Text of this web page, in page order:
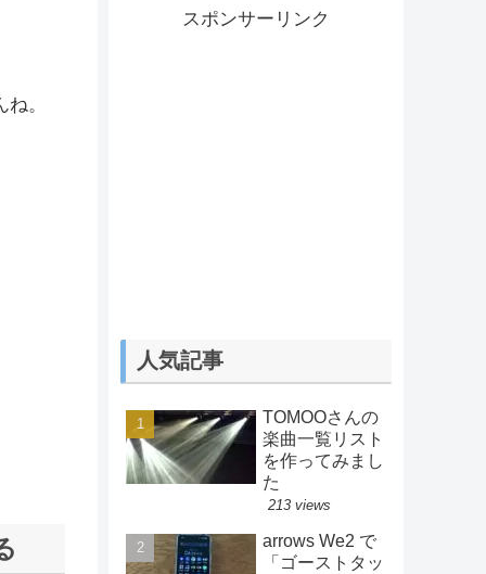
。
スポンサーリンク
人気記事
TOMOOさんの
楽曲一覧リスト
を作ってみまし
た
213 views
arrows We2 で
「ゴーストタッ